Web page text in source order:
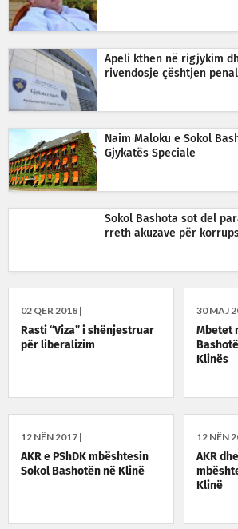
Apeli kthen në rigjykim
rivendosje çështjen
Naim Maloku e Sokol
Gjykatës Speciale
Sokol Bashota sot del
rreth akuzave për
02 QER 2018 |
Rasti “Viza” i shënjestruar
për liberalizim
30 MAJ
Mbetet
Klinës
12 NËN 2017 |
AKR e PShDK mbështesin
Sokol Bashotën në Klinë
12 NËN
AKR
Klinë